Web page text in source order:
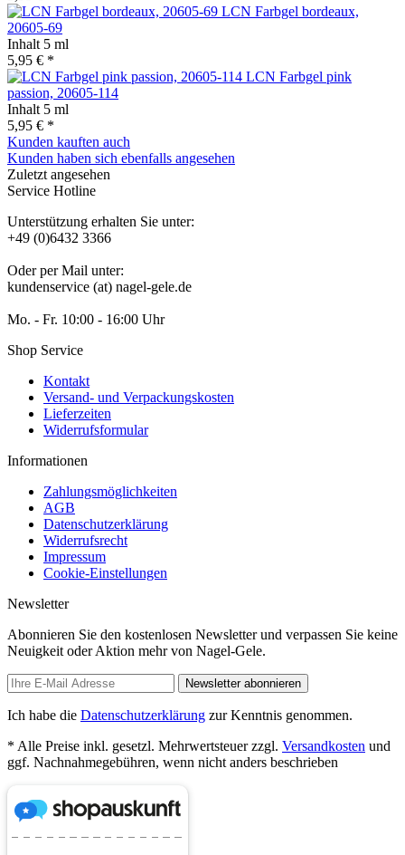
LCN Farbgel bordeaux,
20605-69
Inhalt 5 ml
5,95 € *
LCN Farbgel pink
passion, 20605-114
Inhalt 5 ml
5,95 € *
Kunden kauften auch
Kunden haben sich ebenfalls angesehen
Zuletzt angesehen
Service Hotline
Unterstützung erhalten Sie unter:
+49 (0)6432 3366
Oder per Mail unter:
kundenservice (at) nagel-gele.de
Mo. - Fr. 10:00 - 16:00 Uhr
Shop Service
Kontakt
Versand- und Verpackungskosten
Lieferzeiten
Widerrufsformular
Informationen
Zahlungsmöglichkeiten
AGB
Datenschutzerklärung
Widerrufsrecht
Impressum
Cookie-Einstellungen
Newsletter
Abonnieren Sie den kostenlosen Newsletter und verpassen Sie keine
Neuigkeit oder Aktion mehr von Nagel-Gele.
Newsletter abonnieren
Ich habe die Datenschutzerklärung zur Kenntnis genommen.
* Alle Preise inkl. gesetzl. Mehrwertsteuer zzgl. Versandkosten und
ggf. Nachnahmegebühren, wenn nicht anders beschrieben